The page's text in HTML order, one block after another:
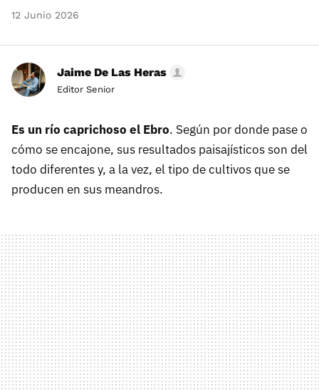
12 Junio 2026
Jaime De Las Heras
Editor Senior
Es un río caprichoso el Ebro. Según por donde pase o
cómo se encajone, sus resultados paisajísticos son del
todo diferentes y, a la vez, el tipo de cultivos que se
producen en sus meandros.